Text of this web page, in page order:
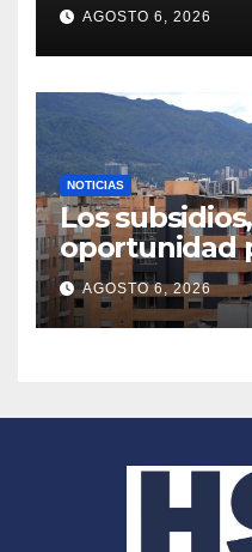
AGOSTO 6, 2026
NOTICIAS
Los
oportunidad
compra de
AGOSTO 6, 2026